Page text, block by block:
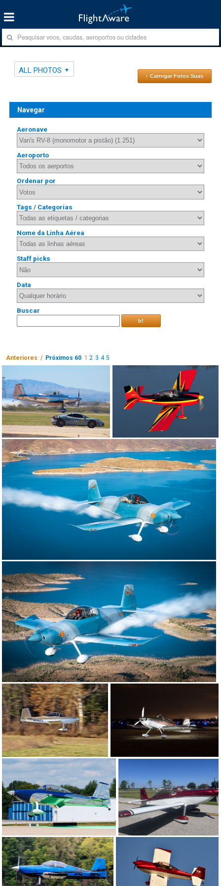
ALL PHOTOS
↑ Carregar Fotos Suas
Navegar
Aeronave
Aeroporto
Ordenar por
Tags / Categorias
Nome da Linha Aérea
Staff picks
Data
Buscar
Ir!
Anteriores / Próximos 60 1 2 3 4 5